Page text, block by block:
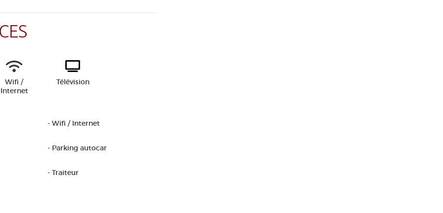
Wifi /
Internet
Télévision
- Wifi / Internet
- Parking autocar
- Traiteur